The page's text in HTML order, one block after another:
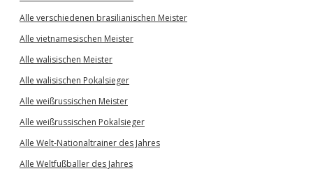
Alle verschiedenen brasilianischen Meister
Alle vietnamesischen Meister
Alle walisischen Meister
Alle walisischen Pokalsieger
Alle weißrussischen Meister
Alle weißrussischen Pokalsieger
Alle Welt-Nationaltrainer des Jahres
Alle Weltfußballer des Jahres